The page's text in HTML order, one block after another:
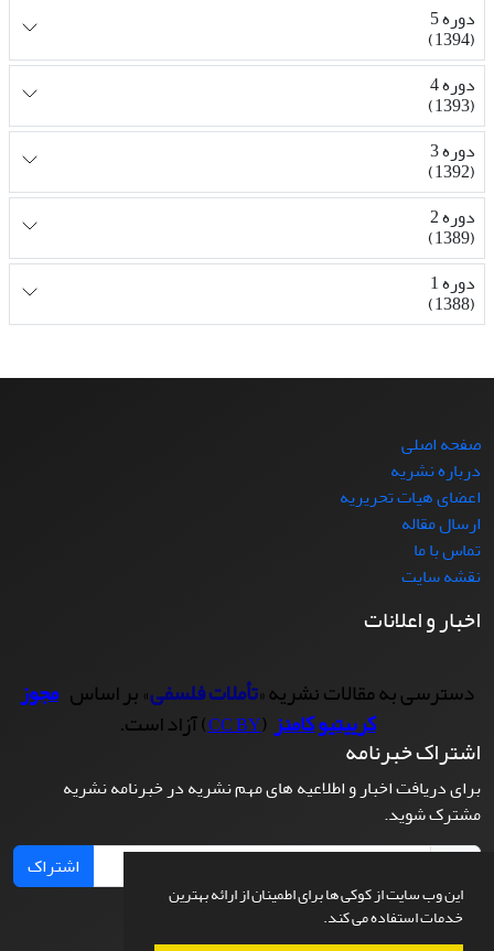
این وب سایت از کوکی ها برای اطمینان از ارائه بهترین
خدمات استفاده می کند.
دوره 5
(1394)
دوره 4
(1393)
دوره 3
(1392)
دوره 2
(1389)
دوره 1
(1388)
صفحه اصلی
درباره نشریه
اعضای هیات تحریریه
ارسال مقاله
تماس با ما
نقشه سایت
اخبار و اعلانات
دسترسی به مقالات نشریه «تأملات فلسفی» بر اساس مجوز
کرییتیو کامنز(
CC BY) آزاد است.
اشتراک خبرنامه
برای دریافت اخبار و اطلاعیه های مهم نشریه در خبرنامه نشریه
مشترک شوید.
اشتراک